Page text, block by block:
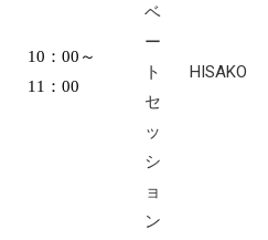
10：00～
11：00
ベ
ー
ト
セ
ッ
シ
ョ
ン
HISAKO